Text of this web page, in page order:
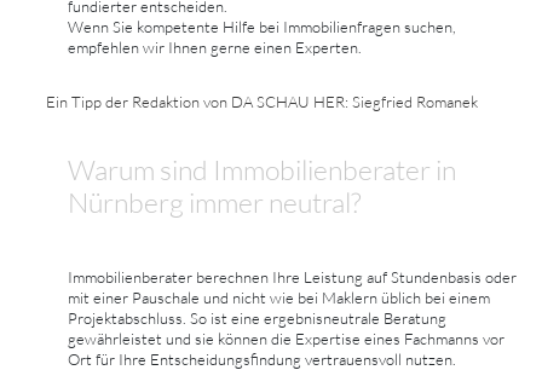
fundierter entscheiden.
Wenn Sie kompetente Hilfe bei Immobilienfragen suchen,
empfehlen wir Ihnen gerne einen Experten.
Ein Tipp der Redaktion von DA SCHAU HER: Siegfried Romanek
Warum sind Immobilienberater in
Nürnberg immer neutral?
Immobilienberater berechnen Ihre Leistung auf Stundenbasis oder
mit einer Pauschale und nicht wie bei Maklern üblich bei einem
Projektabschluss. So ist eine ergebnisneutrale Beratung
gewährleistet und sie können die Expertise eines Fachmanns vor
Ort für Ihre Entscheidungsfindung vertrauensvoll nutzen.